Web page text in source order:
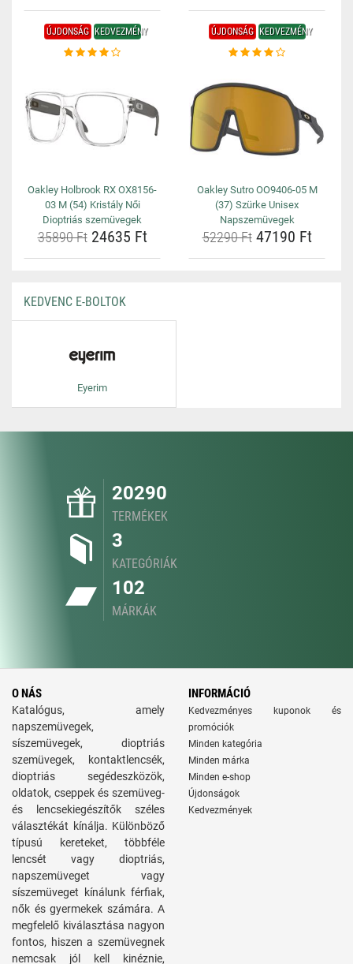
ÚJDONSÁG KEDVEZMÉNY
Oakley Holbrook RX OX8156-
03 M (54) Kristály Női
Dioptriás szemüvegek
35890 Ft24635 Ft
ÚJDONSÁG KEDVEZMÉNY
Oakley Sutro OO9406-05 M
(37) Szürke Unisex
Napszemüvegek
52290 Ft47190 Ft
KEDVENC E-BOLTOK
Eyerim
20290
TERMÉKEK
3
KATEGÓRIÁK
102
MÁRKÁK
O NÁS
Katalógus, amely
napszemüvegek,
síszemüvegek, dioptriás
szemüvegek, kontaktlencsék,
dioptriás segédeszközök,
oldatok, cseppek és szemüveg-
és lencsekiegészítők széles
választékát kínálja. Különböző
típusú kereteket, többféle
lencsét vagy dioptriás,
napszemüveget vagy
síszemüveget kínálunk férfiak,
nők és gyermekek számára. A
megfelelő kiválasztása nagyon
fontos, hiszen a szemüvegnek
nemcsak jól kell kinéznie,
INFORMÁCIÓ
Kedvezményes kuponok és
promóciók
Minden kategória
Minden márka
Minden e-shop
Újdonságok
Kedvezmények